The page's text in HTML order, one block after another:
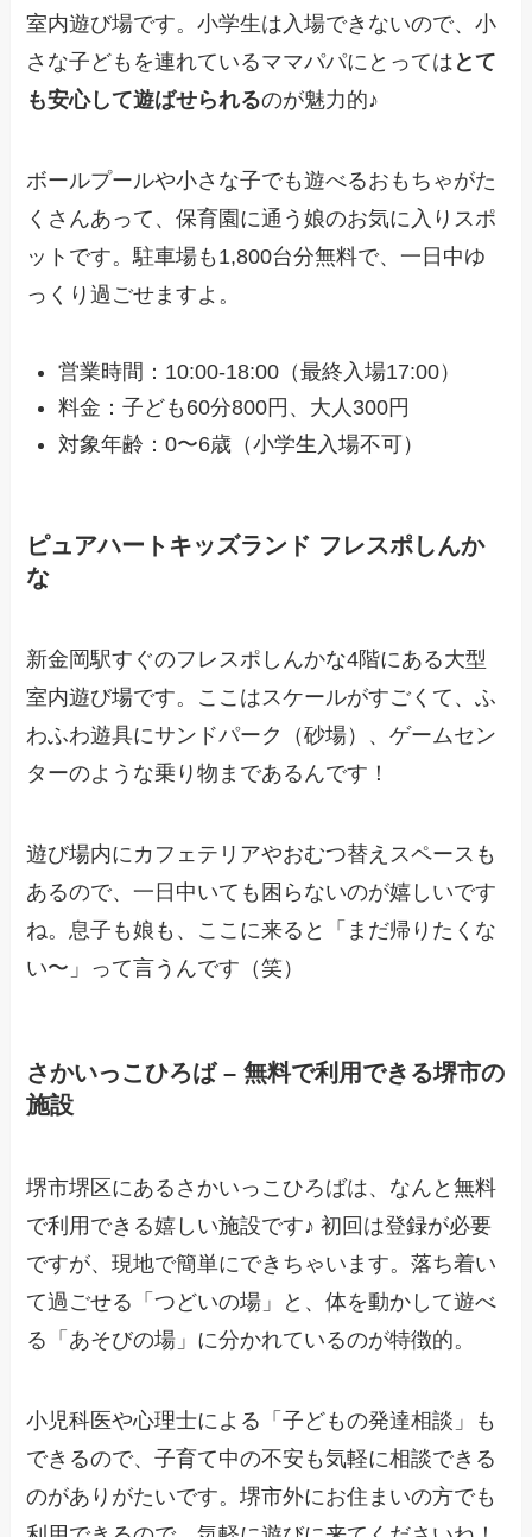
室内遊び場です。小学生は入場できないので、小
さな子どもを連れているママパパにとっては とて
も安心して遊ばせられるのが魅力的♪
ボールプールや小さな子でも遊べるおもちゃがた
くさんあって、保育園に通う娘のお気に入りスポ
ットです。駐車場も1,800台分無料で、一日中ゆ
っくり過ごせますよ。
営業時間：10:00-18:00（最終入場17:00）
料金：子ども60分800円、大人300円
対象年齢：0〜6歳（小学生入場不可）
ピュアハートキッズランド フレスポしんか
な
新金岡駅すぐのフレスポしんかな4階にある大型
室内遊び場です。ここはスケールがすごくて、ふ
わふわ遊具にサンドパーク（砂場）、ゲームセン
ターのような乗り物まであるんです！
遊び場内にカフェテリアやおむつ替えスペースも
あるので、一日中いても困らないのが嬉しいです
ね。息子も娘も、ここに来ると「まだ帰りたくな
い〜」って言うんです（笑）
さかいっこひろば – 無料で利用できる堺市の
施設
堺市堺区にあるさかいっこひろばは、なんと無料
で利用できる嬉しい施設です♪ 初回は登録が必要
ですが、現地で簡単にできちゃいます。落ち着い
て過ごせる「つどいの場」と、体を動かして遊べ
る「あそびの場」に分かれているのが特徴的。
小児科医や心理士による「子どもの発達相談」も
できるので、子育て中の不安も気軽に相談できる
のがありがたいです。堺市外にお住まいの方でも